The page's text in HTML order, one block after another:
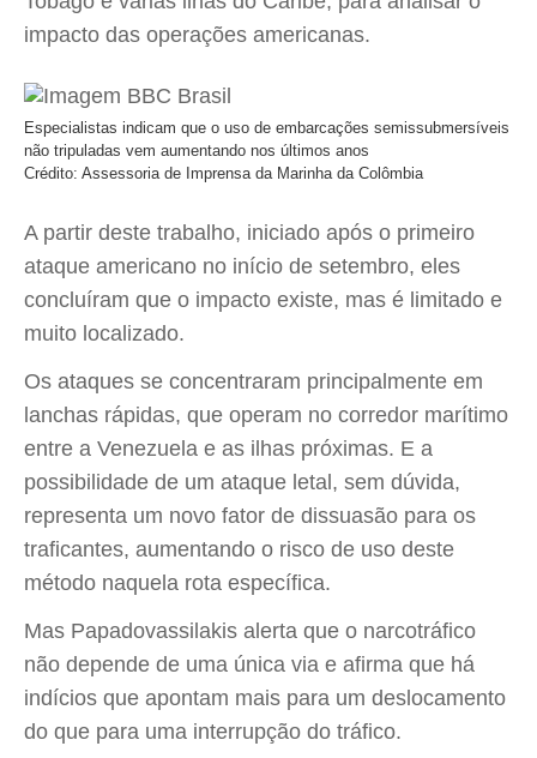
impacto das operações americanas.
Especialistas indicam que o uso de embarcações semissubmersíveis
não tripuladas vem aumentando nos últimos anos
Crédito: Assessoria de Imprensa da Marinha da Colômbia
A partir deste trabalho, iniciado após o primeiro
ataque americano no início de setembro, eles
concluíram que o impacto existe, mas é limitado e
muito localizado.
Os ataques se concentraram principalmente em
lanchas rápidas, que operam no corredor marítimo
entre a Venezuela e as ilhas próximas. E a
possibilidade de um ataque letal, sem dúvida,
representa um novo fator de dissuasão para os
traficantes, aumentando o risco de uso deste
método naquela rota específica.
Mas Papadovassilakis alerta que o narcotráfico
não depende de uma única via e afirma que há
indícios que apontam mais para um deslocamento
do que para uma interrupção do tráfico.